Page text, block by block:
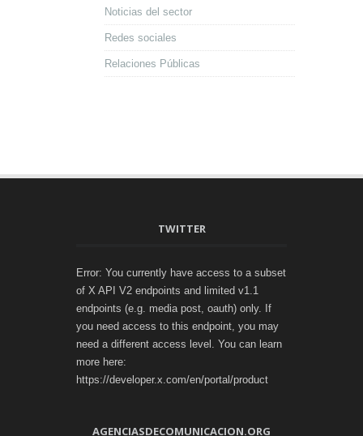
Noticias del sector
Redes sociales
Relaciones Públicas
TWITTER
Error: You currently have access to a subset
of X API V2 endpoints and limited v1.1
endpoints (e.g. media post, oauth) only. If
you need access to this endpoint, you may
need a different access level. You can learn
more here:
https://developer.x.com/en/portal/product
AGENCIASDECOMUNICACION.ORG